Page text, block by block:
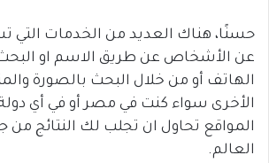
حسنًا، هناك العديد من الخدمات التي
عن الأشخاص عن طريق الاسم او
الهاتف أو من خلال البحث بالصورة
الأخرى سواء كنت في مصر أو في أي
المواقع تحاول ان تجلب لك النتائج من
العالم.